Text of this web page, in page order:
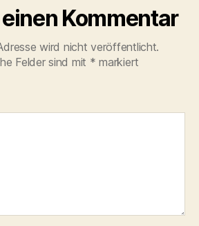
Kommentar
wird nicht veröffentlicht.
Felder sind mit * markiert